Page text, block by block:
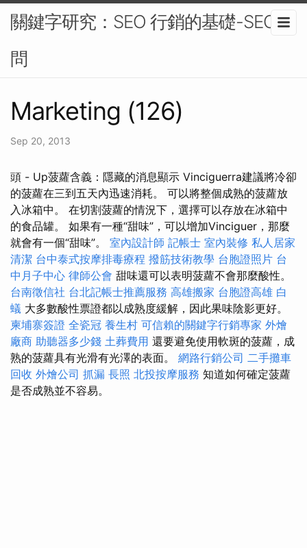
關鍵字研究：SEO 行銷的基礎-SEO顧
問
Marketing (126)
Sep 20, 2013
頭 - Up菠蘿含義：隱藏的消息顯示 Vinciguerra建議將冷卻
的菠蘿在三到五天內迅速消耗。 可以將整個成熟的菠蘿放
入冰箱中。 在切割菠蘿的情況下，選擇可以存放在冰箱中
的食品罐。 如果有一種“甜味”，可以增加Vinciguer，那麼
就會有一個“甜味”。 室內設計師 記帳士 室內裝修 私人居家
清潔 台中泰式按摩排毒療程 撥筋技術教學 台胞證照片 台
中月子中心 律師公會 甜味還可以表明菠蘿不會那麼酸性。
台南徵信社 台北記帳士推薦服務 高雄搬家 台胞證高雄 白
蟻 大多數酸性票證都以成熟度緩解，因此果味陰影更好。
柬埔寨簽證 全瓷冠 養生村 可信賴的關鍵字行銷專家 外燴
廠商 助聽器多少錢 土葬費用 還要避免使用軟斑的菠蘿，成
熟的菠蘿具有光滑有光澤的表面。 網路行銷公司 二手攤車
回收 外燴公司 抓漏 長照 北投按摩服務 知道如何確定菠蘿
是否成熟並不容易。